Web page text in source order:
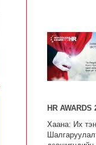
HR AWARDS
Хаана: Их